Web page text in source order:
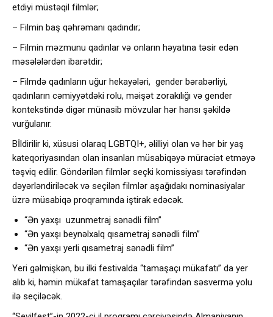
etdiyi müstəqil filmlər;
– Filmin baş qəhrəmanı qadındır;
– Filmin məzmunu qadınlar və onların həyatına təsir edən
məsələlərdən ibarətdir;
– Filmdə qadınların uğur hekayələri, gender bərabərliyi,
qadınların cəmiyyətdəki rolu, məişət zorakılığı və gender
kontekstində digər münasib mövzular hər hansı şəkildə
vurğulanır.
Bİldirilir ki, xüsusi olaraq LGBTQI+, əlilliyi olan və hər bir yaş
kateqoriyasından olan insanları müsabiqəyə müraciət etməyə
təşviq edilir. Göndərilən filmlər seçki komissiyası tərəfindən
dəyərləndiriləcək və seçilən filmlər aşağıdakı nominasiyalar
üzrə müsabiqə proqramında iştirak edəcək.
“Ən yaxşı uzunmetraj sənədli film”
“Ən yaxşı beynəlxalq qısametraj sənədli film”
“Ən yaxşı yerli qısametraj sənədli film”
Yeri gəlmişkən, bu ilki festivalda “tamaşaçı mükafatı” da yer
alıb ki, həmin mükafat tamaşaçılar tərəfindən səsvermə yolu
ilə seçiləcək.